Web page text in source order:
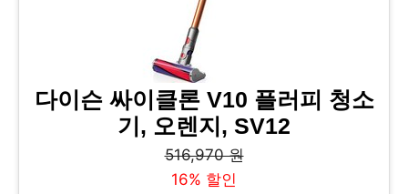
다이슨 싸이클론 V10 플러피 청소
기, 오렌지, SV12
516,970 원
16% 할인